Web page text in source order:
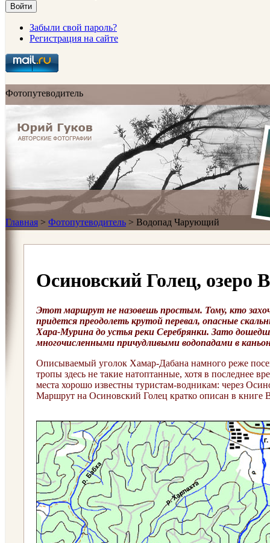
Войти
Забыли свой пароль?
Регистрация на сайте
Фотопутеводитель
Главная > Фотопутеводитель > Водопад Чарующий
Осиновский Голец, озеро
Этот маршрут не назовешь простым. Тому, кто
придется преодолеть крутой перевал, опасные
Хара-Мурина до устья реки Серебрянки. Зато
многочисленными причудливыми водопадами в
Описываемый уголок Хамар-Дабана намного реже
тропы здесь не такие натоптанные, хотя в последнее
места хорошо известны туристам-водникам: через
Маршрут на Осиновский Голец кратко описан в книге